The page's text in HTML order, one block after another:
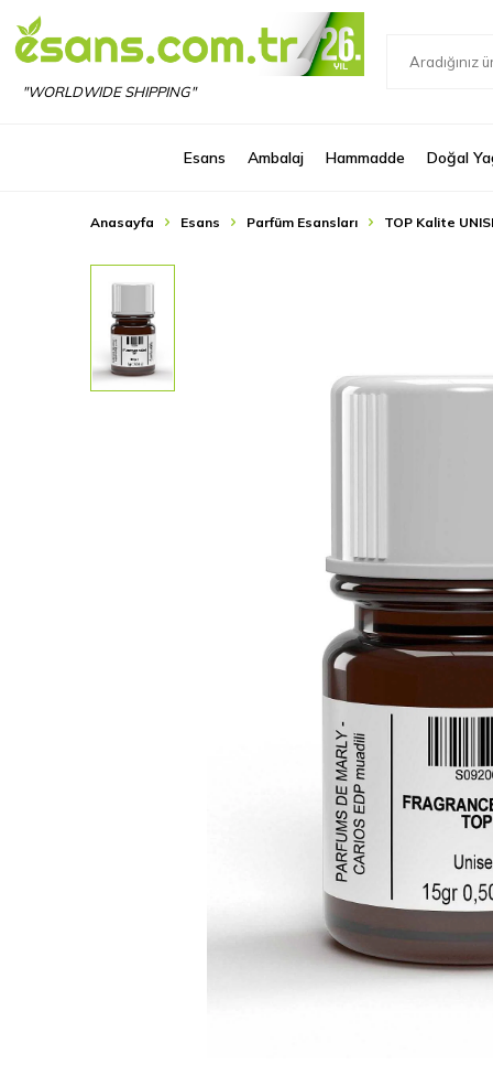
"WORLDWIDE SHIPPING"
Esans Ambalaj Hammadde Doğal
Anasayfa Esans Parfüm Esansları TOP Kalite